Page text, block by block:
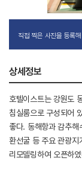
직접 찍은 사진을 등록해
상세정보
호텔이스트는 강원도
침실룸으로 구성되어
좋다. 동해항과 감추해
환선굴 등 주요 관광
리모델링하여 오픈하